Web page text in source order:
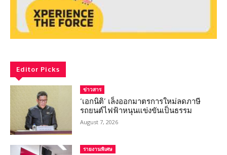
Editor Picks
ข่าวสาร
‘เอกนิติ’ เล็งออกมาตรการใหม่ลดภาษี
รถยนต์ไฟฟ้าหนุนแข่งขันเป็นธรรม
August 7, 2026
รายงานพิเศษ